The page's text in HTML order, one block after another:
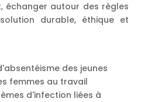
échanger autour des règles
durable, éthique et
des jeunes
femmes au travail
d'infection liées à